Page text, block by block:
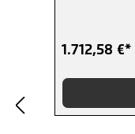
1.712,58 €*